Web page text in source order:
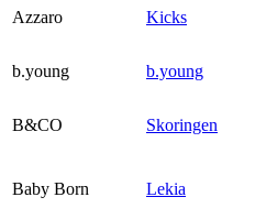
Azzaro Kicks
b.young
b.young
B&CO Skoringen
Baby Born Lekia